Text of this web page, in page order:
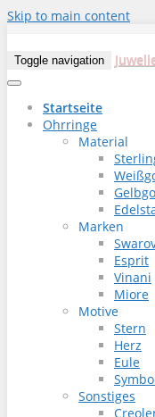
Skip to main content
Toggle navigation
Startseite
Ohrringe
Material
Marken
Esprit
Vinani
Miore
Motive
Stern
Herz
Eule
Sonstiges